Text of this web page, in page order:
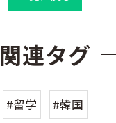
関連タグ
#留学 #韓国